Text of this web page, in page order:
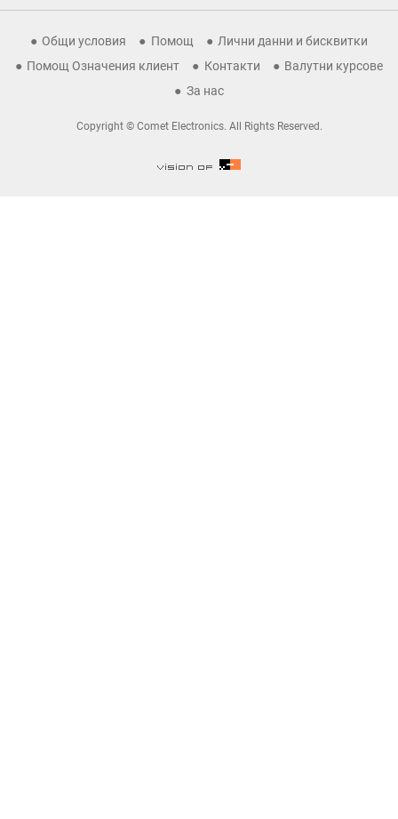
Общи условия Помощ
Лични данни и бисквитки
Помощ Означения клиент
Контакти
Валутни курсове
За нас
Copyright © Comet Electronics. All Rights Reserved.